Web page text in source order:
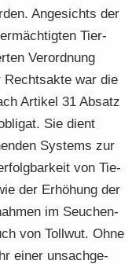
An­ge­sichts der
Tier­
Ver­ord­nung
Rechts­ak­te war die
Ar­ti­kel 31 Ab­satz
Sie dient
Sys­tems zur
von Tie­
der Er­hö­hung der
im Seu­chen­
von Toll­wut. Ohne
einer un­sach­ge­